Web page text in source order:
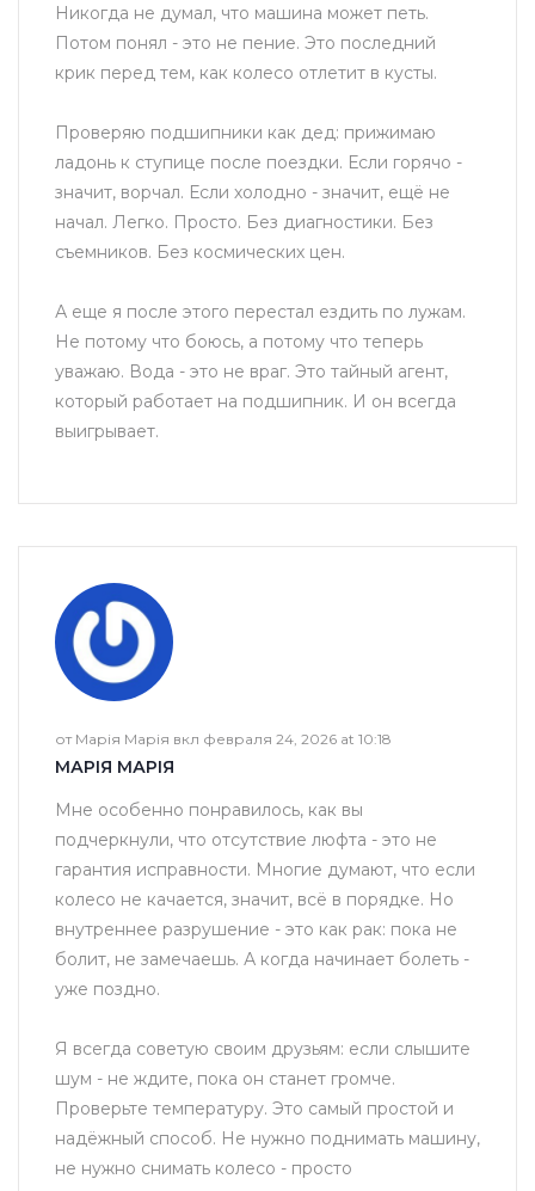
Никогда не думал, что машина может петь.
Потом понял - это не пение. Это последний
крик перед тем, как колесо отлетит в кусты.
Проверяю подшипники как дед: прижимаю
ладонь к ступице после поездки. Если горячо -
значит, ворчал. Если холодно - значит, ещё не
начал. Легко. Просто. Без диагностики. Без
съемников. Без космических цен.
А еще я после этого перестал ездить по лужам.
Не потому что боюсь, а потому что теперь
уважаю. Вода - это не враг. Это тайный агент,
который работает на подшипник. И он всегда
выигрывает.
от Марія Марія вкл февраля 24, 2026 at 10:18
МАРІЯ МАРІЯ
Мне особенно понравилось, как вы
подчеркнули, что отсутствие люфта - это не
гарантия исправности. Многие думают, что если
колесо не качается, значит, всё в порядке. Но
внутреннее разрушение - это как рак: пока не
болит, не замечаешь. А когда начинает болеть -
уже поздно.
Я всегда советую своим друзьям: если слышите
шум - не ждите, пока он станет громче.
Проверьте температуру. Это самый простой и
надёжный способ. Не нужно поднимать машину,
не нужно снимать колесо - просто